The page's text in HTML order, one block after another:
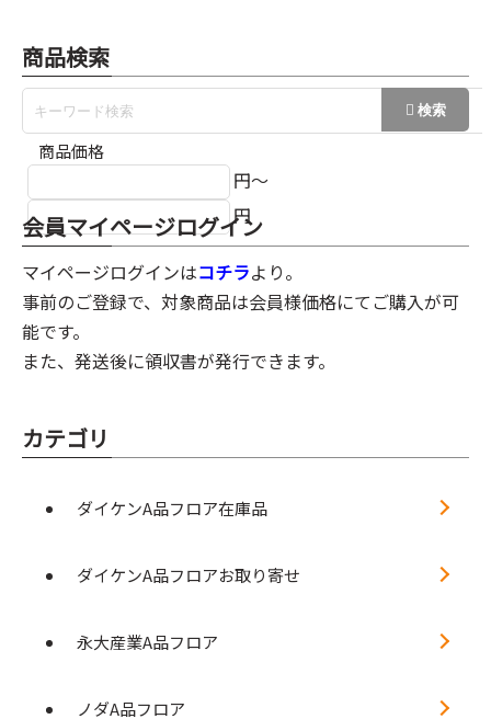
商品検索
商品価格
円～
円
会員マイページログイン
マイページログインはコチラより。
事前のご登録で、対象商品は会員様価格にてご購入が可
能です。
また、発送後に領収書が発行できます。
カテゴリ
ダイケンA品フロア在庫品
ダイケンA品フロアお取り寄せ
永大産業A品フロア
ノダA品フロア